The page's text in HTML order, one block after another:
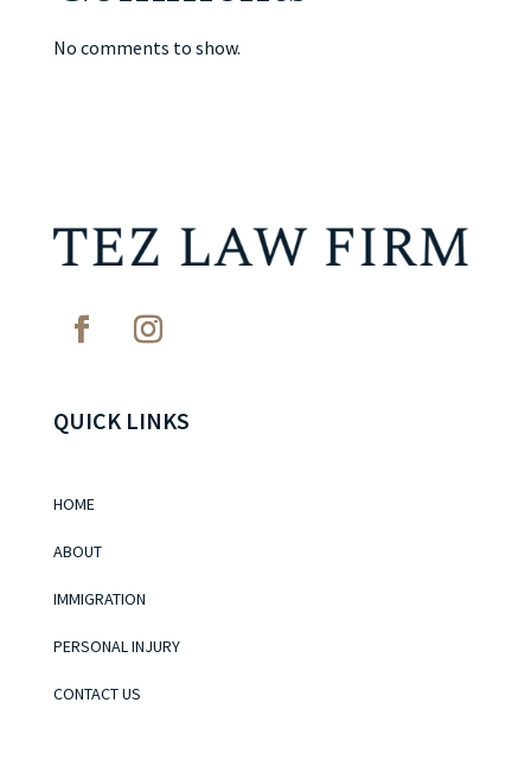
No comments to show.
QUICK LINKS
HOME
ABOUT
IMMIGRATION
PERSONAL INJURY
CONTACT US